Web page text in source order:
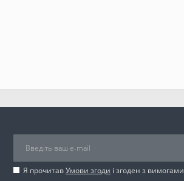
Я прочитавУмови згоди і згоден з вимогами